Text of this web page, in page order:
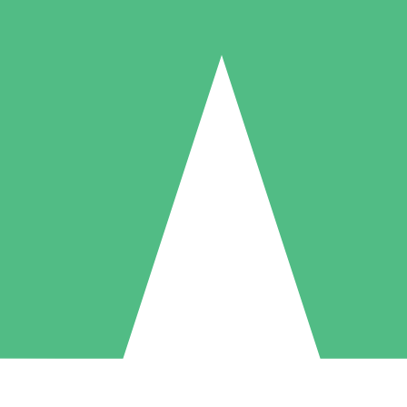
Individuella Kreditpaket
per användning med nedladdningskrediter. Inget månatligt åtagande
5 Nedladdningar
US$